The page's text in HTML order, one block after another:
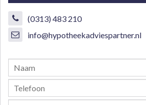
(0313) 483 210
info@hypotheekadviespartner.nl